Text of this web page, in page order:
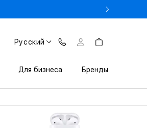
Русский
Для бизнеса Бренды